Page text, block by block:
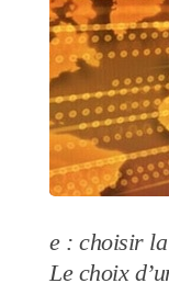
e : choisir
Le choix